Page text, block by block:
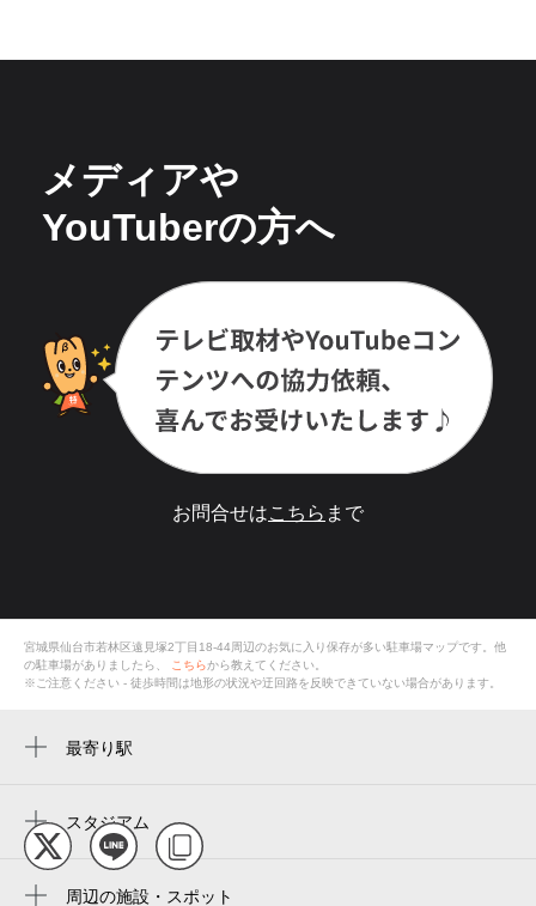
メディアや
YouTuberの方へ
お問合せはこちら まで
宮城県仙台市若林区遠見塚2丁目18-44 周辺のお気に入り保存が多い駐車場マップです。他
の駐車場がありましたら、
こちらから教えてください。
※ご注意ください - 徒歩時間は地形の状況や迂回路を反映できていない場合があります。
最寄り駅
卸町駅スタジアム
rakuten mobile saikyo park miyagi
楽天モバイル 最強パーク宮城
周辺の施設・スポット